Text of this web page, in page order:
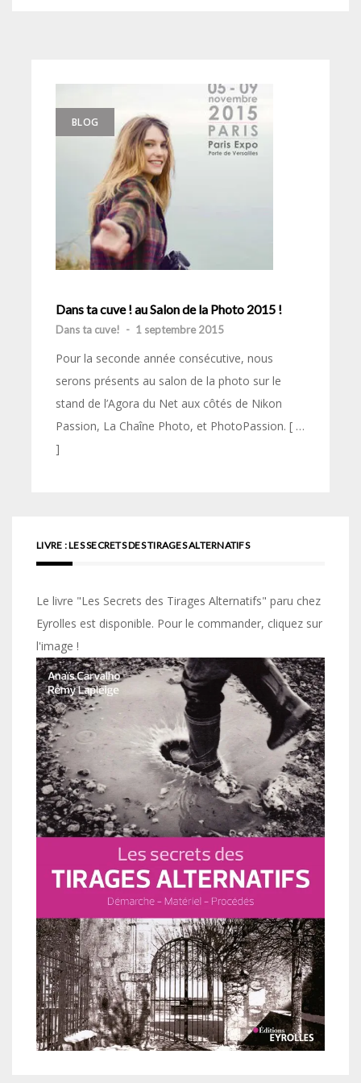
BLOG
Dans ta cuve ! au Salon de la Photo 2015 !
Dans ta cuve! - 1 septembre 2015
Pour la seconde année consécutive, nous
serons présents au salon de la photo sur le
stand de l’Agora du Net aux côtés de Nikon
Passion, La Chaîne Photo, et PhotoPassion. [ …
]
LIVRE : LES SECRETS DES TIRAGES ALTERNATIFS
Le livre "Les Secrets des Tirages Alternatifs" paru chez
Eyrolles est disponible. Pour le commander, cliquez sur
l'image !